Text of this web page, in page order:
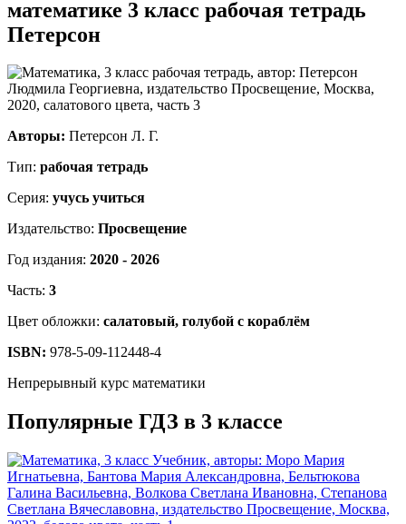
математике 3 класс рабочая тетрадь
Петерсон
Авторы: Петерсон Л. Г.
Тип: рабочая тетрадь
Серия: учусь учиться
Издательство: Просвещение
Год издания: 2020 - 2026
Часть: 3
Цвет обложки: салатовый, голубой с кораблём
ISBN: 978-5-09-112448-4
Непрерывный курс математики
Популярные ГДЗ в 3 классе